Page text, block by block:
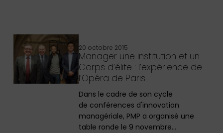
20 octobre 2015
Manager une institution et un
Corps d’élite : l’expérience de
l’Opéra de Paris
Dans le cadre de son cycle
de conférences d'innovation
managériale, PMP a organisé une
table ronde le 9 novembre…